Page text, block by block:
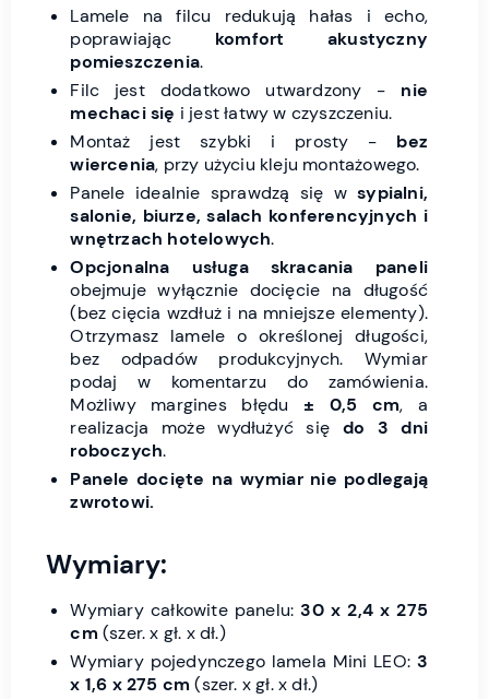
Lamele na filcu redukują hałas i echo,
poprawiając komfort akustyczny
pomieszczenia.
Filc jest dodatkowo utwardzony - nie
mechaci się i jest łatwy w czyszczeniu.
Montaż jest szybki i prosty - bez
wiercenia, przy użyciu kleju montażowego.
Panele idealnie sprawdzą się wsypialni,
salonie, biurze, salach konferencyjnych i
wnętrzach hotelowych.
Opcjonalna usługa skracania paneli
obejmuje wyłącznie docięcie na długość
(bez cięcia wzdłuż i na mniejsze elementy).
Otrzymasz lamele o określonej długości,
bez odpadów produkcyjnych. Wymiar
podaj w komentarzu do zamówienia.
Możliwy margines błędu ± 0,5 cm, a
realizacja może wydłużyć się do 3 dni
roboczych.
Panele docięte na wymiar nie podlegają
zwrotowi.
Wymiary:
Wymiary całkowite panelu:30 x 2,4 x 275
cm (szer. x gł. x dł.)
Wymiary pojedynczego lamela Mini LEO: 3
x 1,6 x 275 cm (szer. x gł. x dł.)